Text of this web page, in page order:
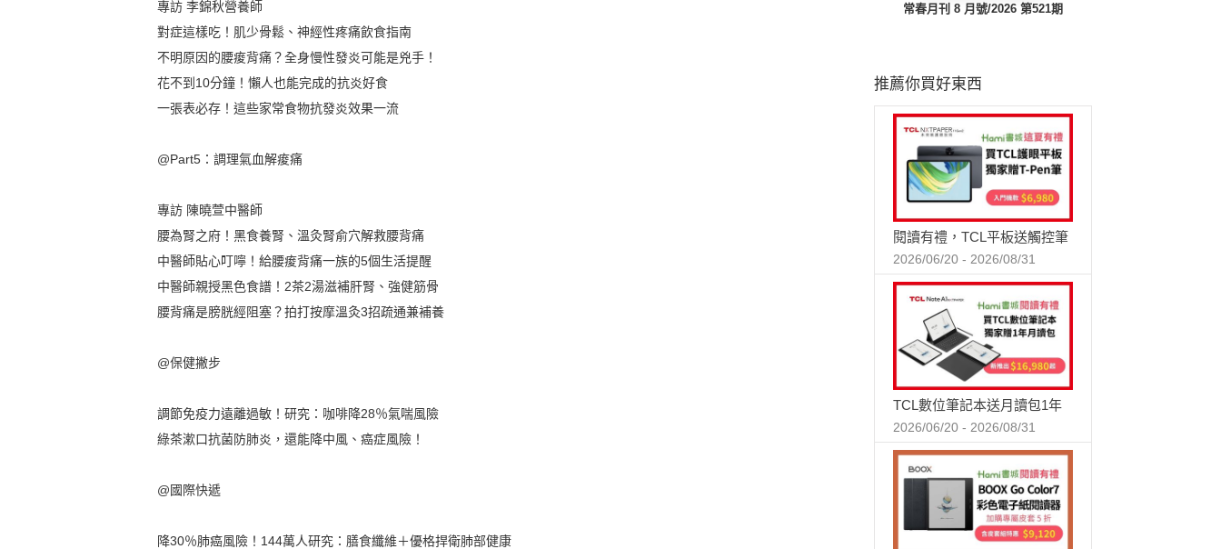
專訪 李錦秋營養師
對症這樣吃！肌少骨鬆、神經性疼痛飲食指南
不明原因的腰痠背痛？全身慢性發炎可能是兇手！
花不到10分鐘！懶人也能完成的抗炎好食
一張表必存！這些家常食物抗發炎效果一流
@Part5：調理氣血解痠痛
專訪 陳曉萱中醫師
腰為腎之府！黑食養腎、溫灸腎俞穴解救腰背痛
中醫師貼心叮嚀！給腰痠背痛一族的5個生活提醒
中醫師親授黑色食譜！2茶2湯滋補肝腎、強健筋骨
腰背痛是膀胱經阻塞？拍打按摩溫灸3招疏通兼補養
@保健撇步
調節免疫力遠離過敏！研究：咖啡降28％氣喘風險
綠茶漱口抗菌防肺炎，還能降中風、癌症風險！
@國際快遞
降30％肺癌風險！144萬人研究：膳食纖維＋優格捍衛肺部健康
常春月刊 8 月號/2026 第521期
推薦你買好東西
閱讀有禮，TCL平板送觸控筆
2026/06/20 - 2026/08/31
TCL數位筆記本送月讀包1年
2026/06/20 - 2026/08/31